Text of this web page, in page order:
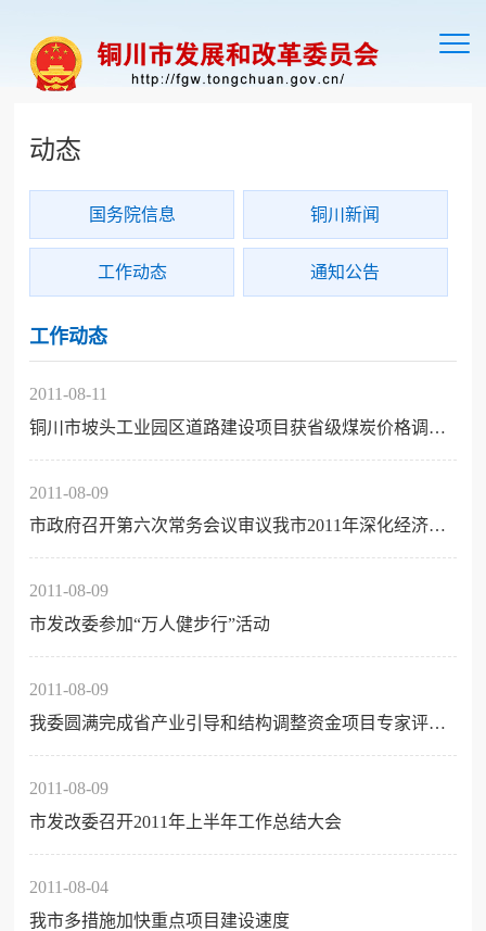
切
换
动态
国务院信息 铜川新闻
工作动态 通知公告
工作动态
2011-08-11
铜川市坡头工业园区道路建设项目获省级煤炭价格调节基金2726万元
2011-08-09
市政府召开第六次常务会议审议我市2011年深化经济体制改革重点工作意见
2011-08-09
市发改委参加“万人健步行”活动
2011-08-09
我委圆满完成省产业引导和结构调整资金项目专家评审工作
2011-08-09
市发改委召开2011年上半年工作总结大会
2011-08-04
我市多措施加快重点项目建设速度